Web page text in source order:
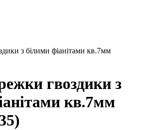
з білими фіанітами кв.7мм
гвоздики з
кв.7мм